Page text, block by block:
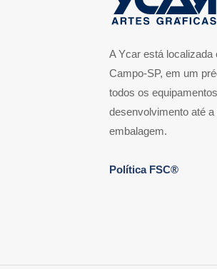
A Ycar está localizada
Campo-SP, em um
todos os
desenvolvimento até
embalagem.
Política FSC®